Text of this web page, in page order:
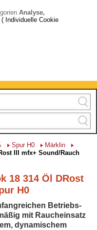
vom 03. bis 28.
Spur H0
Märklin
III mfx+ Sound/Rauch
18 314 Öl DRost
H0
Betriebs-
mit Raucheinsatz
dynamischem
Analyse,
( Individuelle Cookie